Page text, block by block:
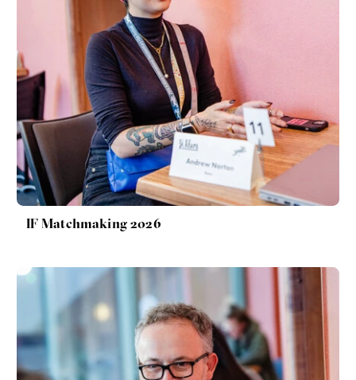
peníze
Nová pravidla
Jakub Rákosník
Ondřej Slačálek
Miroslav Palanský
Lucie Trlifajová
Kateřina Smejkalová
nerovnost ekonomika
IF Matchmaking 2026